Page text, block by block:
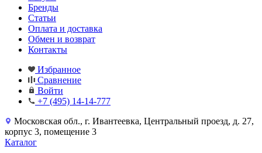
Бренды
Статьи
Оплата и доставка
Обмен и возврат
Контакты
Избранное
Сравнение
Войти
+7 (495) 14-14-777
Московская обл., г. Ивантеевка, Центральный проезд, д. 27,
корпус 3, помещение 3
Каталог